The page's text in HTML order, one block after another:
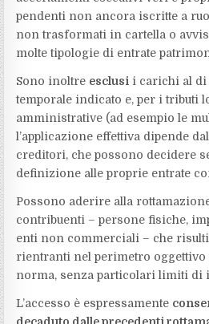
pendenti non ancora iscritte a
non trasformati in cartella o
molte tipologie di entrate
Sono inoltre esclusi i carichi al di
temporale indicato e, per i tributi
amministrative (ad esempio le
l’applicazione effettiva dipende
creditori, che possono decidere
definizione alle proprie entrate
Possono aderire alla
contribuenti – persone fisiche,
enti non commerciali – che
rientranti nel perimetro oggettivo
norma, senza particolari limiti di
L’accesso è espressamente
decaduto dalle precedenti